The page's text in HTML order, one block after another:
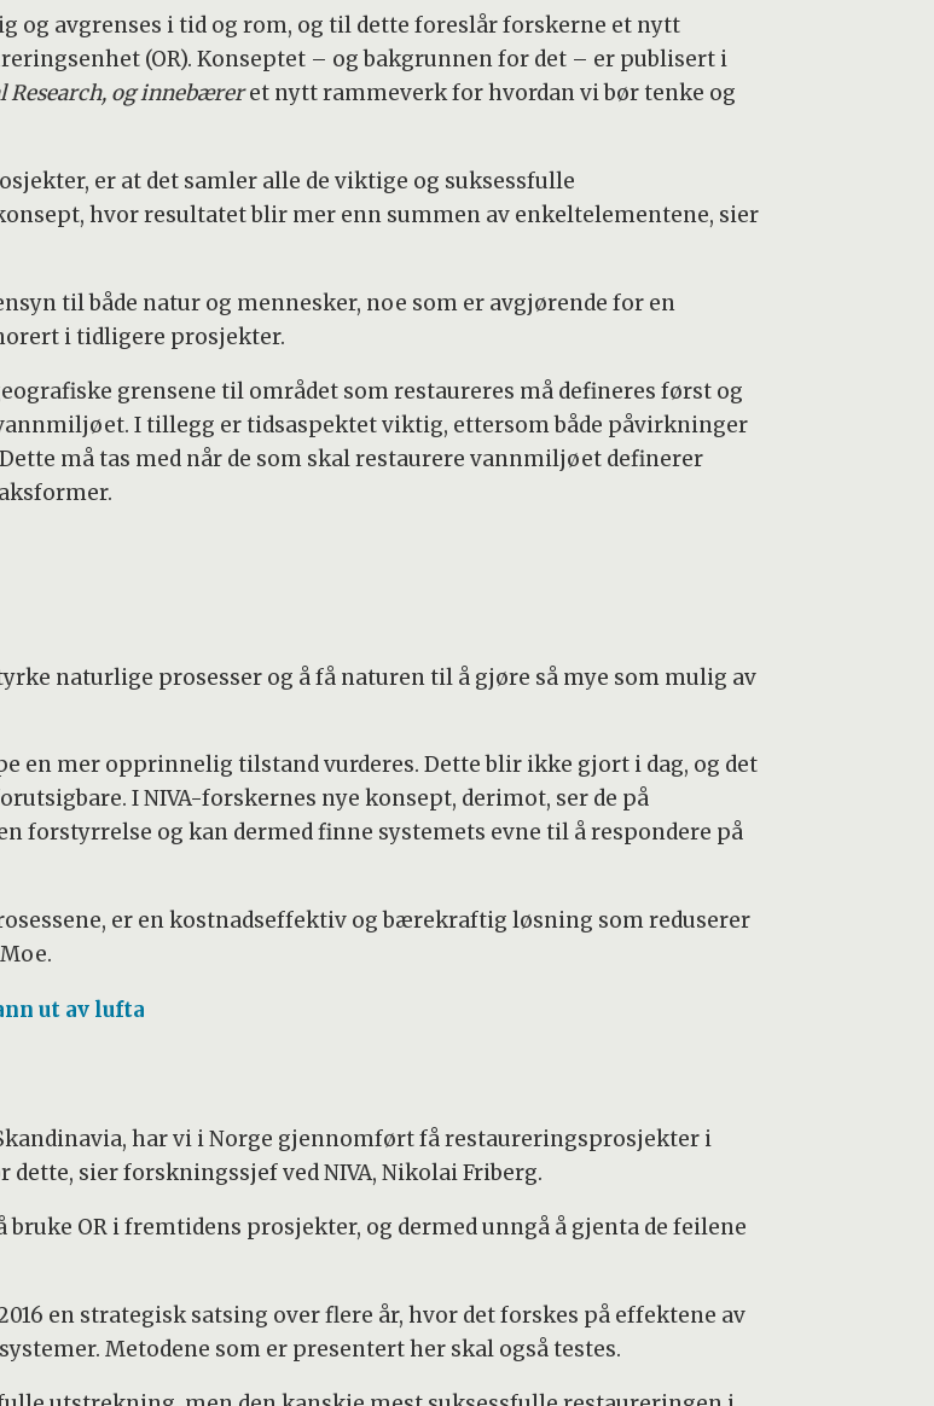
og avgrenses i tid og rom, og til dette foreslår forskerne et nytt
(OR). Konseptet – og bakgrunnen for det – er publisert i
Research, og innebæreret nytt rammeverk for hvordan vi bør tenke og
er at det samler alle de viktige og suksessfulle
hvor resultatet blir mer enn summen av enkeltelementene, sier
til både natur og mennesker, noe som er avgjørende for en
i tidligere prosjekter.
grensene til området som restaureres må defineres først og
I tillegg er tidsaspektet viktig, ettersom både påvirkninger
må tas med når de som skal restaurere vannmiljøet definerer
naturlige prosesser og å få naturen til å gjøre så mye som mulig av
en mer opprinnelig tilstand vurderes. Dette blir ikke gjort i dag, og det
I NIVA-forskernes nye konsept, derimot, ser de på
forstyrrelse og kan dermed finne systemets evne til å respondere på
er en kostnadseffektiv og bærekraftig løsning som reduserer
ut av lufta
har vi i Norge gjennomført få restaureringsprosjekter i
sier forskningssjef ved NIVA, Nikolai Friberg.
OR i fremtidens prosjekter, og dermed unngå å gjenta de feilene
en strategisk satsing over flere år, hvor det forskes på effektene av
Metodene som er presentert her skal også testes.